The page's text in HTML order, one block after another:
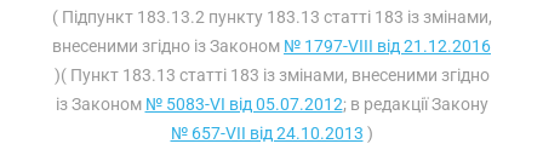
( Підпункт 183.13.2 пункту 183.13 статті 183 із змінами,
внесеними згідно із Законом № 1797-VIII від 21.12.2016
)( Пункт 183.13 статті 183 із змінами, внесеними згідно
із Законом № 5083-VI від 05.07.2012; в редакції Закону
№ 657-VII від 24.10.2013 )